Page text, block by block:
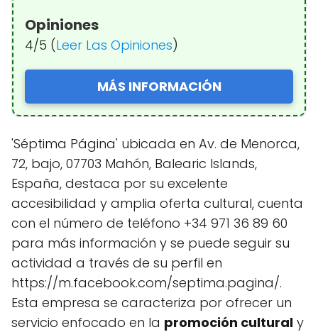
Opiniones
4/5 (Leer Las Opiniones)
MÁS INFORMACIÓN
'Séptima Página' ubicada en Av. de Menorca,
72, bajo, 07703 Mahón, Balearic Islands,
España, destaca por su excelente
accesibilidad y amplia oferta cultural, cuenta
con el número de teléfono +34 971 36 89 60
para más información y se puede seguir su
actividad a través de su perfil en
https://m.facebook.com/septima.pagina/.
Esta empresa se caracteriza por ofrecer un
servicio enfocado en la promoción cultural y